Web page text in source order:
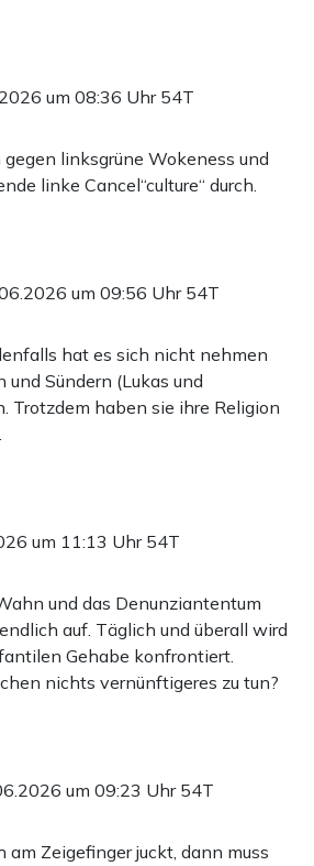
um 08:36 Uhr 54T
linksgrüne Wokeness und
linke Cancel“culture“ durch.
um 09:56 Uhr 54T
hat es sich nicht nehmen
und Sündern (Lukas und
Trotzdem haben sie ihre Religion
um 11:13 Uhr 54T
und das Denunziantentum
endlich auf. Täglich und überall wird
Gehabe konfrontiert.
nichts vernünftigeres zu tun?
um 09:23 Uhr 54T
am Zeigefinger juckt, dann muss